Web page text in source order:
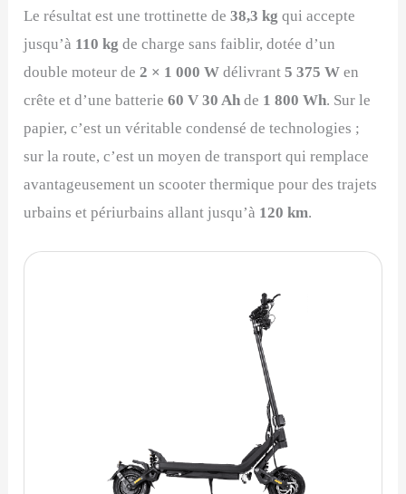
Le résultat est une trottinette de38,3 kg qui accepte
jusqu’à 110 kg de charge sans faiblir, dotée d’un
double moteur de2 × 1 000 W délivrant5 375 W en
crête et d’une batterie60 V 30 Ah de 1 800 Wh. Sur le
papier, c’est un véritable condensé de technologies ;
sur la route, c’est un moyen de transport qui remplace
avantageusement un scooter thermique pour des trajets
urbains et périurbains allant jusqu’à 120 km.